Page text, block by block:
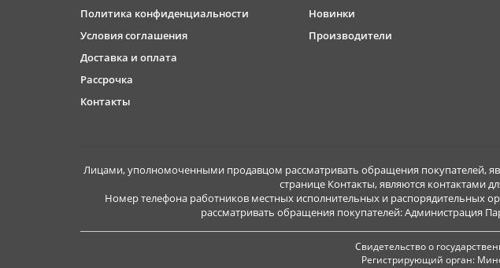
Политика конфиденциальности
Условия соглашения
Доставка и оплата
Рассрочка
Контакты
Новинки
Производители
Лицами, уполномоченными продавцом рассматривать обращения покупателей,
странице Контакты, являются контактами
Номер телефона работников местных исполнительных и распорядительных
рассматривать обращения покупателей: Администрация
Свидетельство о
Регистрирующий орган: